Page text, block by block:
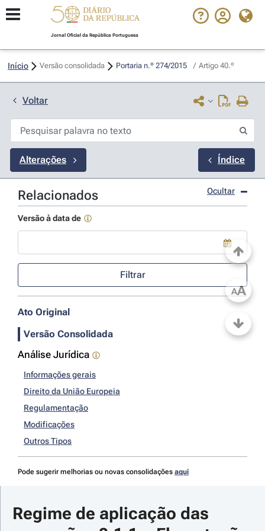
Jornal Oficial da República Portuguesa
Início Versão consolidada Portaria n.º 274/2015 / Artigo 40.º
Voltar
Alterações Índice
Relacionados Ocultar
Versão à data de
Use a tecla de seta para baixo para abrir o calendário; Use as
Filtrar
Ato Original
Versão Consolidada
Análise Jurídica
Informações gerais
Direito da União Europeia
Regulamentação
Modificações
Outros Tipos
Pode sugerir melhorias ou novas consolidações aqui
Regime de aplicação das
AA